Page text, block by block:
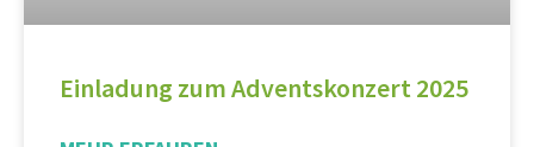
Einladung zum Adventskonzert 2025